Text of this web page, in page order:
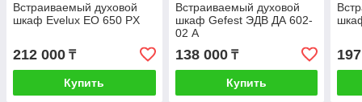
Встраиваемый духовой
шкаф Evelux EO 650 PX
212 000 ₸
Купить
Встраиваемый духовой
шкаф Gefest ЭДВ ДА 602-
02 А
138 000₸
Купить